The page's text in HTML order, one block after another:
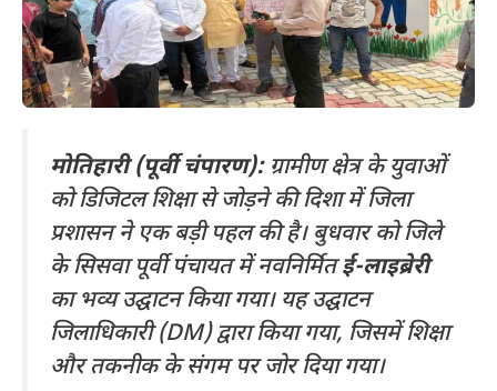
मोतिहारी (पूर्वी चंपारण):ग्रामीण क्षेत्र के युवाओं
को डिजिटल शिक्षा से जोड़ने की दिशा में जिला
प्रशासन ने एक बड़ी पहल की है। बुधवार को जिले
के सिसवा पूर्वी पंचायत में नवनिर्मितई-लाइब्रेरी
का भव्य उद्घाटन किया गया। यह उद्घाटन
जिलाधिकारी (DM) द्वारा किया गया, जिसमें शिक्षा
और तकनीक के संगम पर जोर दिया गया।